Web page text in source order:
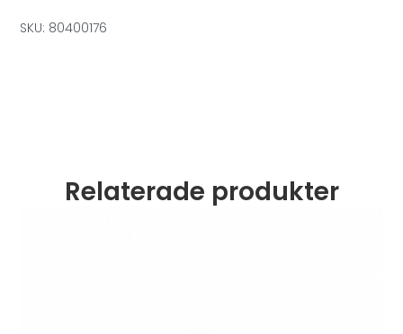
SKU: 80400176
Relaterade produkter